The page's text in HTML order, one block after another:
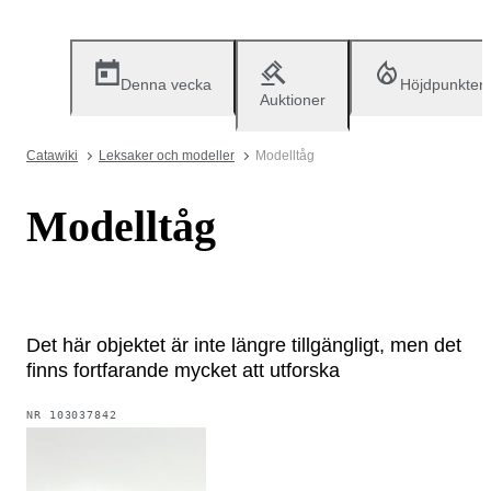
Denna vecka
Auktioner
Höjdpunkter
Catawiki Leksaker och modeller Modelltåg
Modelltåg
Det här objektet är inte längre tillgängligt, men det
finns fortfarande mycket att utforska
NR 103037842